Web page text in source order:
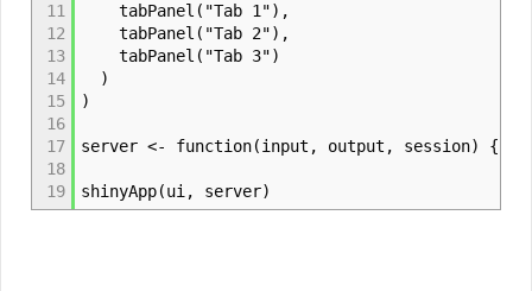
11
12
13
14
15
16
17
18
19
tabPanel("Tab 1"),
tabPanel("Tab 2"),
tabPanel("Tab 3")
)
)
server <- function(input, output, session) {}
shinyApp(ui, server)